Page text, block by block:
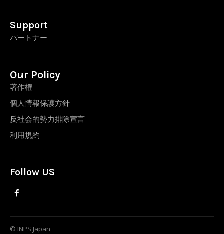
Support
パートナー
Our Policy
著作権
個人情報保護方針
反社会的勢力排除宣言
利用規約
Follow US
© INPS Japan